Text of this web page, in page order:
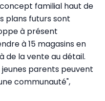
familial haut de
plans futurs sont
à présent
à 15 magasins en
de la vente au détail.
jeunes parents peuvent
communauté",